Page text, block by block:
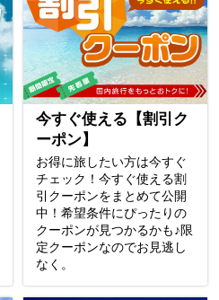
今すぐ使える【割引ク
ーポン】
お得に旅したい方は今すぐ
チェック！今すぐ使える割
引クーポンをまとめて公開
中！希望条件にぴったりの
クーポンが見つかるかも♪限
定クーポンなのでお見逃し
なく。